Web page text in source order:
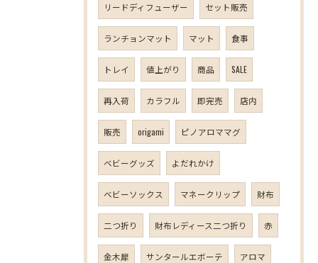
リードディフューザー セット販売
ランチョンマット マット 食事
トレイ 値上がり 商品 SALE
再入荷 カラフル 即完売 店内
販売 origami ピノアロママグ
ベビーグッズ よだれかけ
ベビーソックス マネークリップ 財布
二つ折り 財布レディース二つ折り 赤
金木犀 サンタールエボーテ アロマ